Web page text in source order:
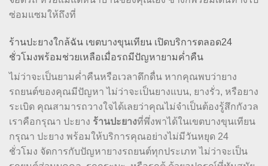
ซ่อมแซมให้ถึงที่
ร้านปะยางใกล้ฉัน เขตบางขุนเทียน เปิดบริการตลอด24
ชั่วโมงพร้อมช่วยเหลือเมื่อรถมีปัญหายามค่ำคืน
ไม่ว่าจะเป็นยามค่ำคืนหรือเวลาดึกดื่น หากคุณพบว่ายาง
รถยนต์ของคุณมีปัญหา ไม่ว่าจะเป็นยางแบน, ยางรั่ว, หรือยาง
ระเบิด คุณสามารถวางใจได้เลยว่าคุณไม่จำเป็นต้องรู้สึกกังวล
เราคือกรุณา ปะยาง ร้านปะยางที่พึ่งพาได้ในเขตบางขุนเทียน
กรุณา ปะยาง พร้อมให้บริการคุณอย่างไม่มีวันหยุด 24
ชั่วโมง จัดการกับปัญหายางรถยนต์ทุกประเภท ไม่ว่าจะเป็น